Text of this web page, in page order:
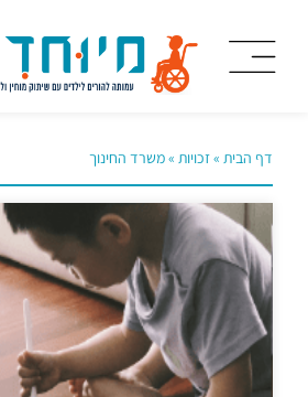
דף הבית »זכויות »משרד החינוך